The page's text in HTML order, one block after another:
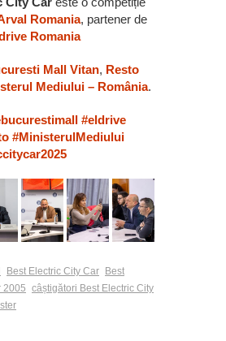
Romania, partener de
Romania
Mall Vitan, Resto
Mediului – România.
#eldrive
#MinisterulMediului
Best Electric City Car
Best
2005 câștigători Best Electric City